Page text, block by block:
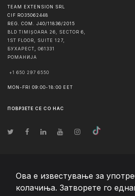
Ова е известување за
колачиња. Затворете го
TEAM EXTENSION SRL
CIF RO35062448
REG. COM. J40/11836/2015
BLD TIMIȘOARA 26, SECTOR 6,
1ST FLOOR, SUITE 127,
БУХАРЕСТ
061331
РОМАНИЈА
+1 650 297 6550
MON-FRI 09:00-18:00 EET
ПОВРЗЕТЕ СЕ СО НАС
© Авторско право2026 Team Extension